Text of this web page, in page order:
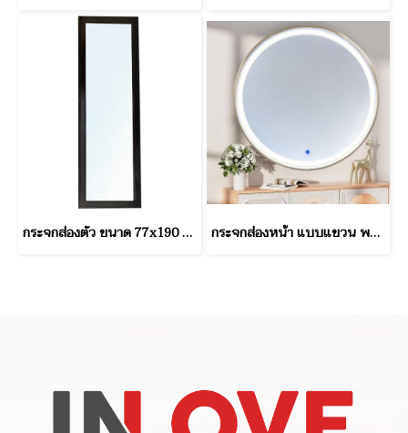
กระจกส่องตัว ขนาด 77x190 ซม. กระจกส่องหน้า แบบแขวน พร้อมไฟ LED